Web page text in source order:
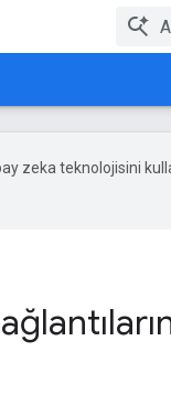
zeka teknolojisini